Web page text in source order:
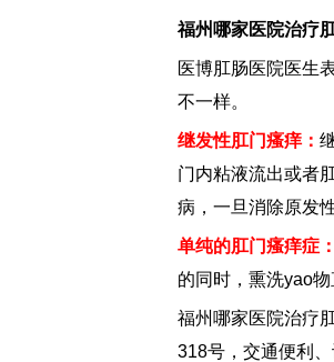
福州哪家医院治疗
医博肛肠医院医生
不一样。
继发性肛门瘙痒：
门内粘液流出或者
病，一旦消除原发
单纯的肛门瘙痒症：
的同时，熏洗yao
福州哪家医院治疗
318号，交通便利